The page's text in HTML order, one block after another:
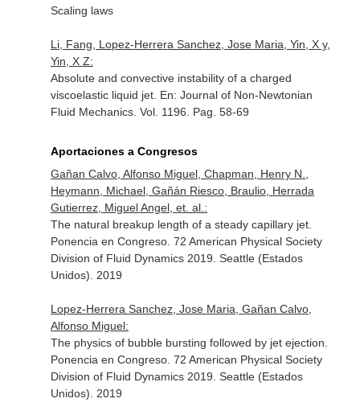
Scaling laws
Li, Fang, Lopez-Herrera Sanchez, Jose Maria, Yin, X y,
Yin, X Z:
Absolute and convective instability of a charged
viscoelastic liquid jet. En: Journal of Non-Newtonian
Fluid Mechanics. Vol. 1196. Pag. 58-69
Aportaciones a Congresos
Gañan Calvo, Alfonso Miguel, Chapman, Henry N.,
Heymann, Michael, Gañán Riesco, Braulio, Herrada
Gutierrez, Miguel Angel, et. al.:
The natural breakup length of a steady capillary jet.
Ponencia en Congreso. 72 American Physical Society
Division of Fluid Dynamics 2019. Seattle (Estados
Unidos). 2019
Lopez-Herrera Sanchez, Jose Maria, Gañan Calvo,
Alfonso Miguel:
The physics of bubble bursting followed by jet ejection.
Ponencia en Congreso. 72 American Physical Society
Division of Fluid Dynamics 2019. Seattle (Estados
Unidos). 2019